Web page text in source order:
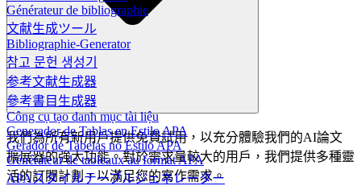
Générateur de bibliographie
文献生成ツール
Bibliographie-Generator
참고 문헌 생성기
参考文献生成器
參考書目生成器
Công cụ tạo danh mục tài liệu
Generador de Tablas en Estilo APA
Gerador de Tabelas no Estilo APA
Générateur de tableaux au format APA
APAスタイルテーブルジェネレーター
我們為所有新用戶提供免費試用，以充分體驗我們的AI論文
擴展器的強大功能。對於需求量較大的用戶，我們提供多種靈
活的訂閱計劃，以滿足您的寫作需求。